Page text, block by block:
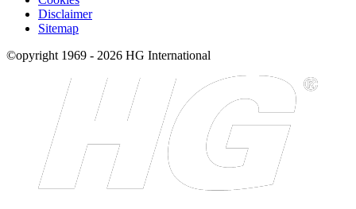
Disclaimer
Sitemap
©opyright 1969 - 2026 HG International